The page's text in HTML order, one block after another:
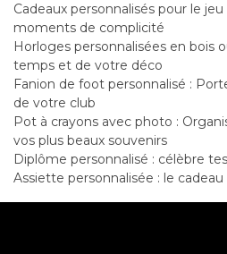
Cadeaux personnalisés pour le
moments de complicité
Horloges personnalisées en bois
temps et de votre déco
Fanion de foot personnalisé :
de votre club
Pot à crayons avec photo :
vos plus beaux souvenirs
Diplôme personnalisé : célèbre
Assiette personnalisée : le